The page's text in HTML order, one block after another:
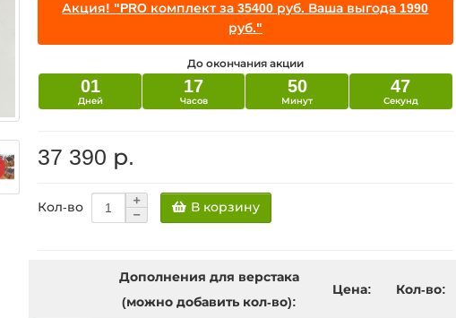
Акция! "PRO комплект за 35400 руб. Ваша выгода 1990
руб."
До окончания акции
01
Дней
17
Часов
50
Минут
45
Секунд
37 390 р.
Кол-во В корзину
Дополнения для верстака
(можно добавить кол-во):
Цена: Кол-во: